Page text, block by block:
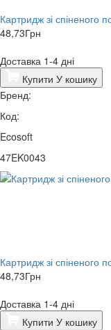
Картридж зі спіненого
48,73Грн
Доставка 1-4 дні
Купити У кошику
Бренд:
Код:
Ecosoft
47EK0043
Картридж зі спіненого
48,73Грн
Доставка 1-4 дні
Купити У кошику